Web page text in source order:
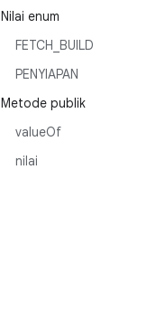
Nilai enum
FETCH_BUILD
PENYIAPAN
Metode publik
valueOf
nilai